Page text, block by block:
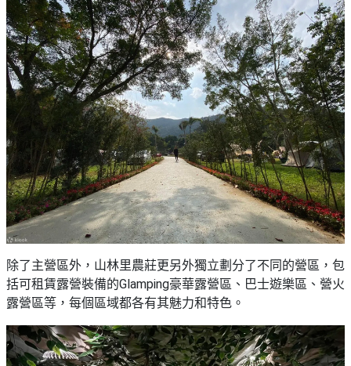
除了主營區外，山林里農莊更另外獨立劃分了不同的營區，包
括可租賃露營裝備的Glamping豪華露營區、巴士遊樂區、營火
露營區等，每個區域都各有其魅力和特色。